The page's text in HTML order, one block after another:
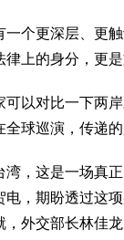
一个更深层、更
律上的身分，更是
可以对比一下两
全球巡演，传递
湾，这是一场真
电，期盼透过这
，外交部长林佳